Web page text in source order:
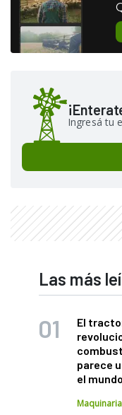
Ingresá tu
Las más
El
parece
el